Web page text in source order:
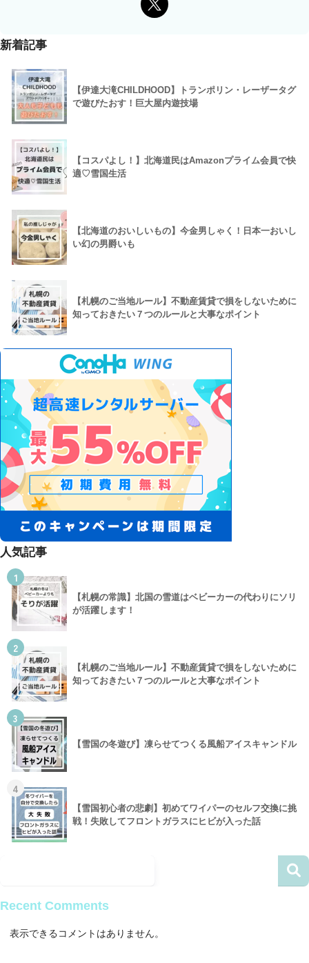
新着記事
【伊達大滝CHILDHOOD】トランポリン・レーザータグ
で遊びたおす！巨大屋内遊技場
【コスパよし！】北海道民はAmazonプライム会員で快
適♡雪国生活
【北海道のおいしいもの】今金男しゃく！日本一おいし
い幻の男爵いも
【札幌のご当地ルール】不動産賃貸で損をしないために
知っておきたい７つのルールと大事なポイント
人気記事
1
【札幌の常識】北国の雪道はベビーカーの代わりにソリ
が活躍します！
2
【札幌のご当地ルール】不動産賃貸で損をしないために
知っておきたい７つのルールと大事なポイント
3
【雪国の冬遊び】凍らせてつくる風船アイスキャンドル
4
【雪国初心者の悲劇】初めてワイパーのセルフ交換に挑
戦！失敗してフロントガラスにヒビが入った話
Recent Comments
表示できるコメントはありません。